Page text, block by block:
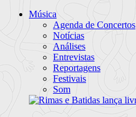
Música
Agenda de Concertos
Notícias
Análises
Entrevistas
Reportagens
Festivais
Som